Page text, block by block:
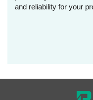
and reliability for your